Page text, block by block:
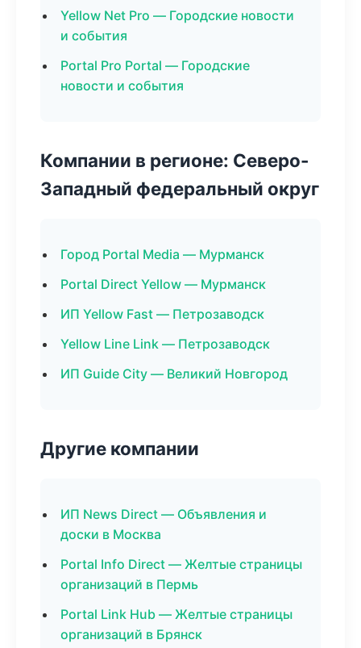
Yellow Net Pro — Городские новости
и события
Portal Pro Portal — Городские
новости и события
Компании в регионе: Северо-
Западный федеральный округ
Город Portal Media — Мурманск
Portal Direct Yellow — Мурманск
ИП Yellow Fast — Петрозаводск
Yellow Line Link — Петрозаводск
ИП Guide City — Великий Новгород
Другие компании
ИП News Direct — Объявления и
доски в Москва
Portal Info Direct — Желтые страницы
организаций в Пермь
Portal Link Hub — Желтые страницы
организаций в Брянск